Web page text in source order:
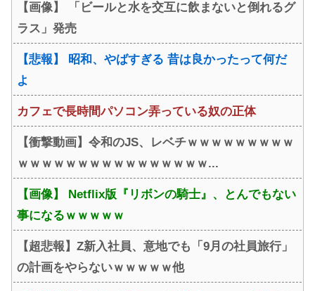
【画像】 「ビールと水を交互に飲まないと倒れるグ
ラス」発売
【悲報】 昭和、やばすぎる 昔は良かったって何だ
よ
カフェで長時間パソコン弄っている奴の正体
【衝撃動画】令和のJS、レベチｗｗｗｗｗｗｗｗｗ
ｗｗｗｗｗｗｗｗｗｗｗｗｗｗｗｗ...
【画像】 Netflix版『リボンの騎士』、とんでもない
事になるｗｗｗｗｗ
【超悲報】Z新入社員、意地でも「9月の社員旅行」
の計画をやらないｗｗｗｗｗ他